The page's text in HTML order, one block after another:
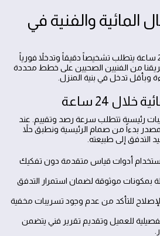
المائية والفنية في
تقديم خدمة سريعة خلال 24 ساعة يتطلب تشخيصاً دقيقاً وتدخلاً فورياً
من الفنيين الصحيين على خطط محددة
وبأقل تدخل في بنية المنزل.
24 ساعة
رئيسية تتطلب سرعة رصد وتقييم. عند
بدءاً من صمام الرئيسية ونطبق حلاً
التدفق إلى طبيعته.
أدوات قياس متقدمة دون تفكيك
بمكونات موثوقة لضمان استمرار التدفق
الإصلاح للتأكد من عدم وجود تسريبات مخفية
للعميل وتقديم تقرير فني يتضمن